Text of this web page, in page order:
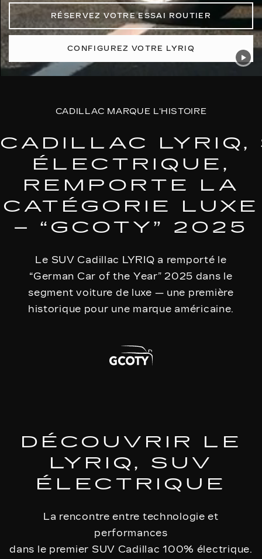
RÉSERVEZ VOTRE ESSAI ROUTIER
CONFIGUREZ VOTRE LYRIQ
CADILLAC MARQUE L'HISTOIRE
CADILLAC LYRIQ,
ÉLECTRIQUE,
REMPORTE LA
CATÉGORIE LUXE
– “GCOTY” 2025
Le SUV Cadillac LYRIQ a remporté le
“German Car of the Year” 2025 dans le
segment voiture de luxe — une première
historique pour une marque américaine.
DÉCOUVRIR LE
LYRIQ, SUV
ÉLECTRIQUE
La rencontre entre technologie et
performances
dans le premier SUV Cadillac 100% électrique.